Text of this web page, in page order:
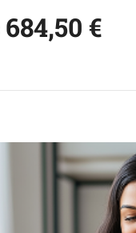
684,50 €